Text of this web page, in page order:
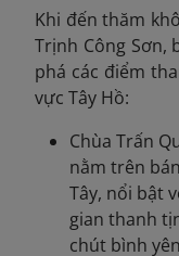
Khi đến thăm
Trịnh Công Sơn,
phá các điểm
vực Tây Hồ:
Chùa Trấn
nằm trên
Tây, nổi bật
gian thanh
chút bình